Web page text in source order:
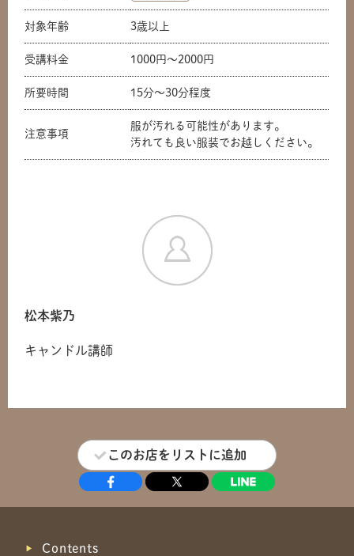
対象年齢 3歳以上
受講料金 1000円〜2000円
所要時間 15分〜30分程度
注意事項
服が汚れる可能性があります。
汚れても良い服装でお越しください。
松本紫乃
キャンドル講師
このお店をリストに追加
共有方法を選択
Contents